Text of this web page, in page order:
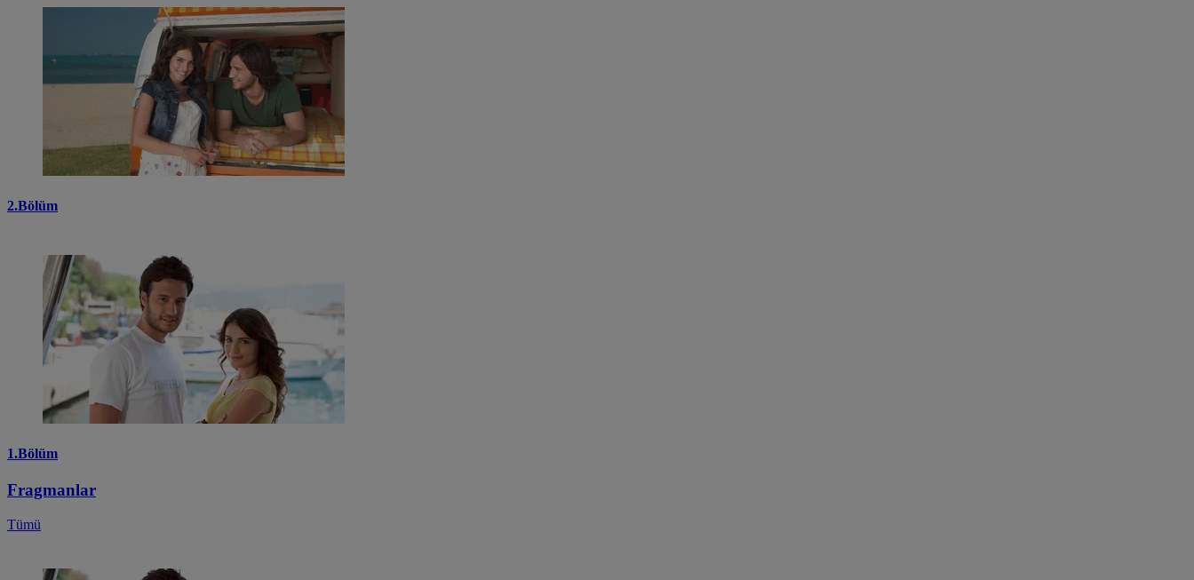
2.Bölüm
1.Bölüm
Fragmanlar
Tümü